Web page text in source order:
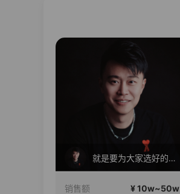
就是要为大家选好的产品！做好的价格，不随波逐流！加油！
销售额 ¥ 10w~50w